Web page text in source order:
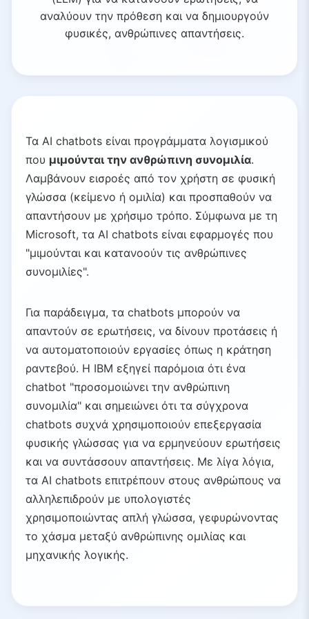
αναλύουν την πρόθεση και να δημιουργούν
φυσικές, ανθρώπινες απαντήσεις.
Τα AI chatbots είναι προγράμματα λογισμικού
που μιμούνται την ανθρώπινη συνομιλία.
Λαμβάνουν εισροές από τον χρήστη σε φυσική
γλώσσα (κείμενο ή ομιλία) και προσπαθούν να
απαντήσουν με χρήσιμο τρόπο. Σύμφωνα με τη
Microsoft, τα AI chatbots είναι εφαρμογές που
"μιμούνται και κατανοούν τις ανθρώπινες
συνομιλίες".
Για παράδειγμα, τα chatbots μπορούν να
απαντούν σε ερωτήσεις, να δίνουν προτάσεις ή
να αυτοματοποιούν εργασίες όπως η κράτηση
ραντεβού. Η IBM εξηγεί παρόμοια ότι ένα
chatbot "προσομοιώνει την ανθρώπινη
συνομιλία" και σημειώνει ότι τα σύγχρονα
chatbots συχνά χρησιμοποιούν επεξεργασία
φυσικής γλώσσας για να ερμηνεύουν ερωτήσεις
και να συντάσσουν απαντήσεις. Με λίγα λόγια,
τα AI chatbots επιτρέπουν στους ανθρώπους να
αλληλεπιδρούν με υπολογιστές
χρησιμοποιώντας απλή γλώσσα, γεφυρώνοντας
το χάσμα μεταξύ ανθρώπινης ομιλίας και
μηχανικής λογικής.